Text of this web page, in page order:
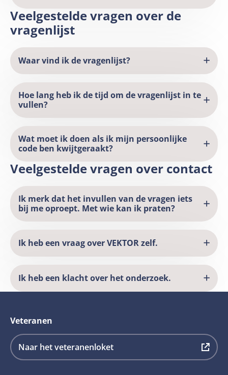
Veelgestelde vragen over de
vragenlijst
Waar vind ik de vragenlijst?
Hoe lang heb ik de tijd om de vragenlijst in te
vullen?
Wat moet ik doen als ik mijn persoonlijke
code ben kwijtgeraakt?
Veelgestelde vragen over contact
Ik merk dat het invullen van de vragen iets
bij me oproept. Met wie kan ik praten?
Ik heb een vraag over VEKTOR zelf.
Ik heb een klacht over het onderzoek.
Veteranen
Naar het veteranenloket
Deze
link